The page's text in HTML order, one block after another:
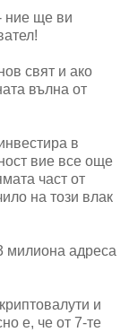
ние ще ви
свят и ако
вълна от
в
вие все още
част от
на този влак
милиона адреса
и
е, че от 7-те